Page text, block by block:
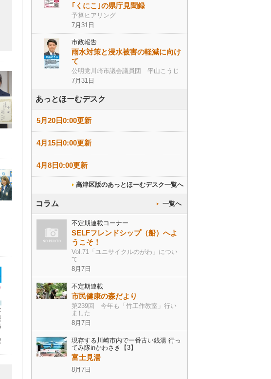
｢くにこ｣の県庁見聞録
予算ヒアリング
7月31日
市政報告
雨水対策と浸水被害の軽減に向け
て
公明党川崎市議会議員団 平山こうじ
7月31日
あっとほーむデスク
5月20日0:00更新
4月15日0:00更新
4月8日0:00更新
高津区版のあっとほーむデスク一覧へ
コラム 一覧へ
不定期連載コーナー
SELFフレンドシップ（船）へよ
うこそ！
Vol.71「ユニサイクルのがわ」につい
て
8月7日
不定期連載
市民健康の森だより
第239回 今年も「竹工作教室」行い
ました
8月7日
現存する川崎市内で一番古い銭湯 行っ
てみ隊inかわさき【3】
富士見湯
8月7日